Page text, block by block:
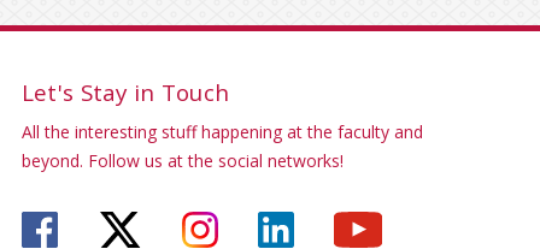
Let's Stay in Touch
All the interesting stuff happening at the faculty and
beyond. Follow us at the social networks!